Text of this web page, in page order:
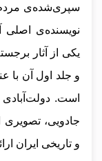
سپری‌شده‌ی مردم
نویسنده‌ی اصلی
یکی از آثار
است. دولت‌آبادی
جادویی، تصویری
و تاریخی ایران